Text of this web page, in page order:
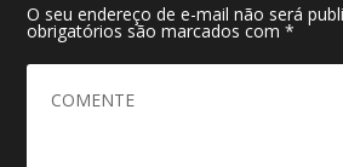
O seu endereço de e-mail não será
obrigatórios são marcados com*